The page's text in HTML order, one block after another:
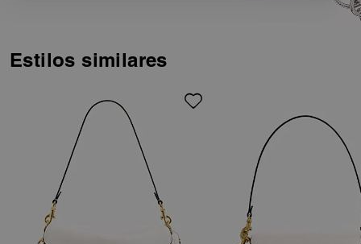
Estilos similares